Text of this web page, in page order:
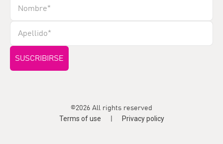
©2026 All rights reserved
Terms of use Privacy policy